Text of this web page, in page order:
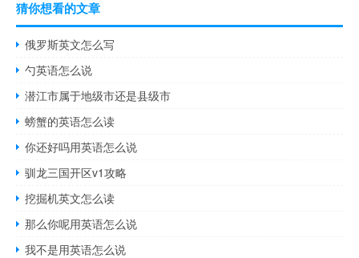
猜你想看的文章
俄罗斯英文怎么写
勺英语怎么说
潜江市属于地级市还是县级市
螃蟹的英语怎么读
你还好吗用英语怎么说
驯龙三国开区v1攻略
挖掘机英文怎么读
那么你呢用英语怎么说
我不是用英语怎么说